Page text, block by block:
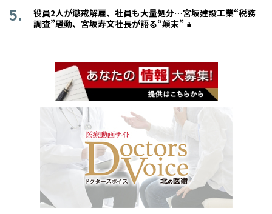
役員2人が懲戒解雇、社員も大量処分…宮坂建設工業“税務
調査”騒動、宮坂寿文社長が語る“顛末”